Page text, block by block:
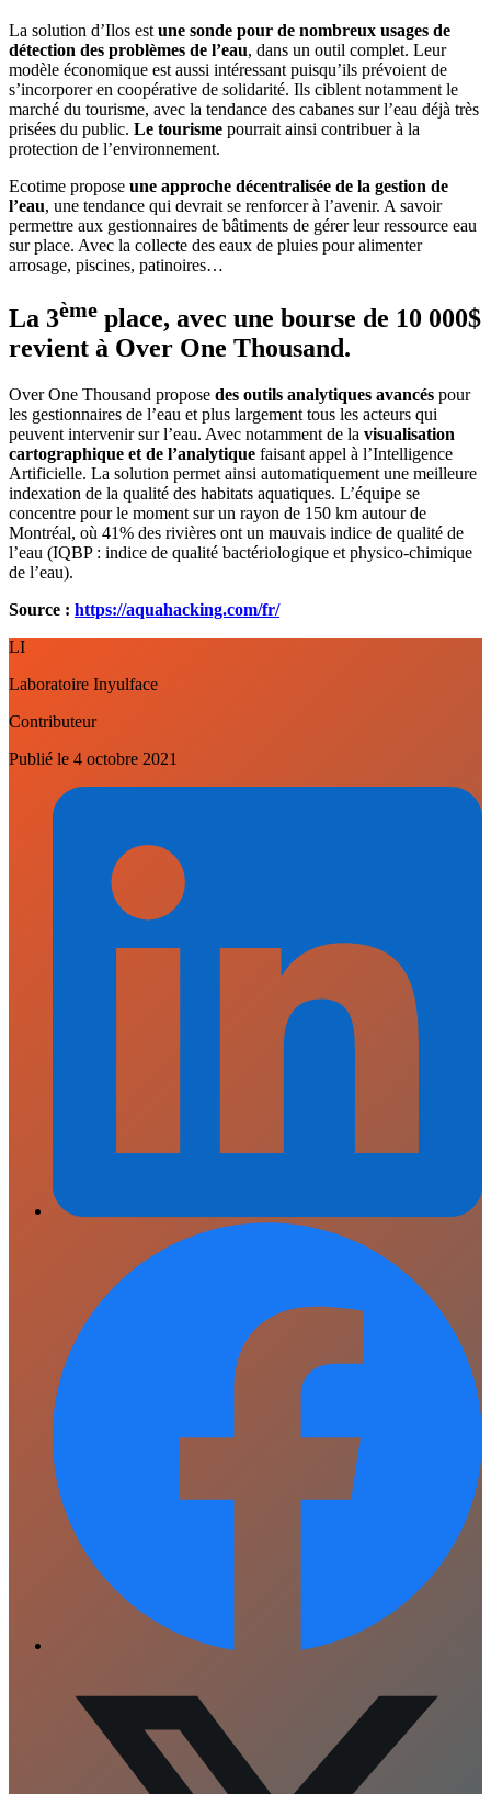
La solution d’Ilos estune sonde pour de nombreux usages de
détection des problèmes de l’eau, dans un outil complet. Leur
modèle économique est aussi intéressant puisqu’ils prévoient de
s’incorporer en coopérative de solidarité. Ils ciblent notamment le
marché du tourisme, avec la tendance des cabanes sur l’eau déjà très
prisées du public. Le tourisme pourrait ainsi contribuer à la
protection de l’environnement.
Ecotime propose une approche décentralisée de la gestion de
l’eau, une tendance qui devrait se renforcer à l’avenir. A savoir
permettre aux gestionnaires de bâtiments de gérer leur ressource eau
sur place. Avec la collecte des eaux de pluies pour alimenter
arrosage, piscines, patinoires…
La 3ème place, avec une bourse de 10 000$
revient à Over One Thousand.
Over One Thousand propose des outils analytiques avancés pour
les gestionnaires de l’eau et plus largement tous les acteurs qui
peuvent intervenir sur l’eau. Avec notamment de la visualisation
cartographique et de l’analytique faisant appel à l’Intelligence
Artificielle. La solution permet ainsi automatiquement une meilleure
indexation de la qualité des habitats aquatiques. L’équipe se
concentre pour le moment sur un rayon de 150 km autour de
Montréal, où 41% des rivières ont un mauvais indice de qualité de
l’eau (IQBP : indice de qualité bactériologique et physico-chimique
de l’eau).
Source : https://aquahacking.com/fr/
LI
Laboratoire Inyulface
Contributeur
Publié le 4 octobre 2021